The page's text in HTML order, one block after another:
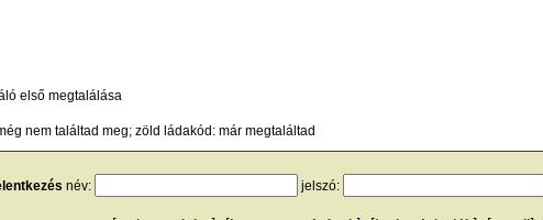
első megtalálása
nem találtad meg; zöld ládakód: már megtaláltad
név: jelszó: